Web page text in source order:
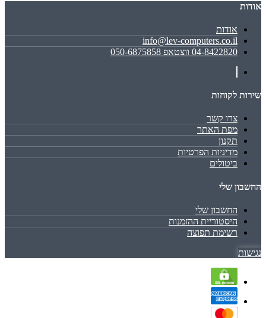
אודות
אודות
info@lev-computers.co.il
04-8422820 ווצטאפ 050-6875858
שירות לקוחות
צרו קשר
מפת האתר
תקנון
מדיניות הפרטיות
ביטולים
החשבון שלי
החשבון שלי
היסטוריית ההזמנות
רשימת תפוצה
נגישות